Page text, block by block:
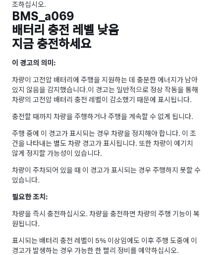
조하십시오.
BMS_a069
배터리 충전 레벨 낮음
지금 충전하세요
이 경고의 의미:
차량이 고전압 배터리에 주행을 지원하는 데 충분한 에너지가 남아
있지 않음을 감지했습니다.이 경고는 일반적으로 정상 작동을 통해
차량의 고전압 배터리 충전 레벨이 감소했기 때문에 표시됩니다.
충전할 때까지 차량을 주행하거나 주행을 계속할 수 없게 됩니다.
주행 중에 이 경고가 표시되는 경우 차량을 정지해야 합니다. 이 조
건을 나타내는 별도 차량 경고가 표시됩니다. 또한 차량이 예기치
않게 정지할 가능성이 있습니다.
차량이 주차되어 있을 때 이 경고가 표시되는 경우 주행하지 못할 수
있습니다.
필요한 조치:
차량을 즉시 충전하십시오. 차량을 충전하면 차량의 주행 기능이 복
원됩니다.
표시되는 배터리 충전 레벨이 5% 이상임에도 이후 주행 도중에 이
경고가 발생하는 경우 가능한 한 빨리 정비를 예약하십시오.